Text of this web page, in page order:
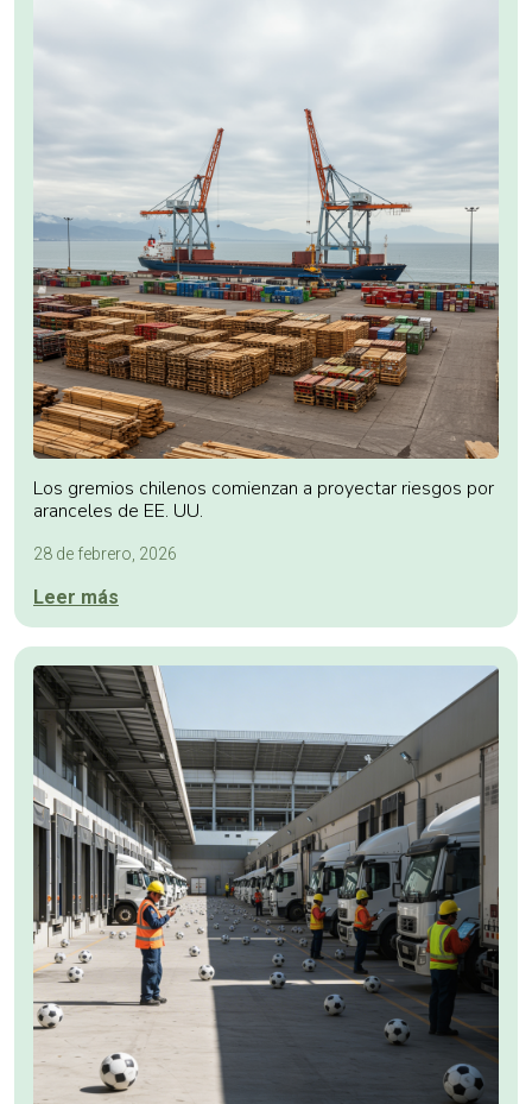
Los gremios chilenos comienzan a proyectar riesgos por
aranceles de EE. UU.
28 de febrero, 2026
Leer más